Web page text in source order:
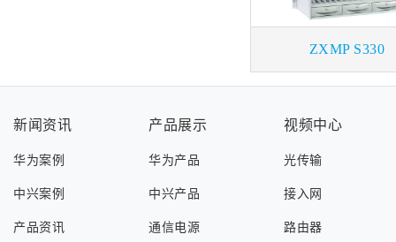
ZXMP S330
新闻资讯
华为案例
中兴案例
产品资讯
产品展示
华为产品
中兴产品
通信电源
视频中心
光传输
接入网
路由器